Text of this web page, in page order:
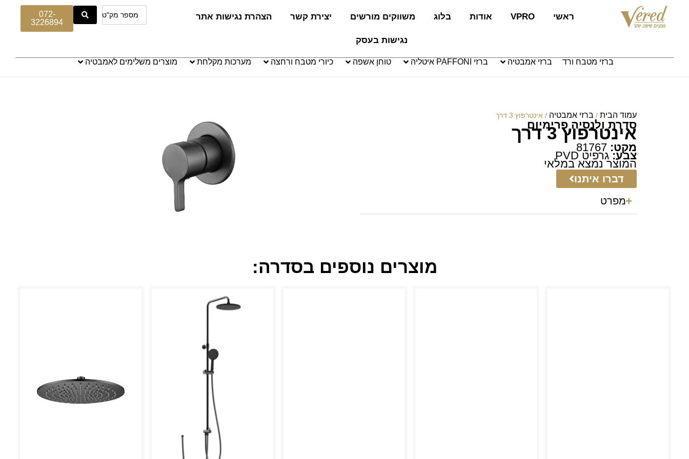
ראשי VPRO אודות בלוג משווקים מורשים יצירת קשר הצהרת נגישות אתר
נגישות בעסק
072-
3226894
ברזי מטבח ורד ברזי אמבטיה ברזי PAFFONI איטליה טוחן אשפה כיורי מטבח ורחצה מערכות מקלחת מוצרים משלימים לאמבטיה
עמוד הבית / ברזי אמבטיה / אינטרפוץ 3 דרך
סדרת ולנסיה פרימיום
אינטרפוץ 3 דרך
מקט:
צבע:גרפיט PVD
המוצר נמצא במלאי
דברו איתנו
מפרט
מוצרים נוספים בסדרה: